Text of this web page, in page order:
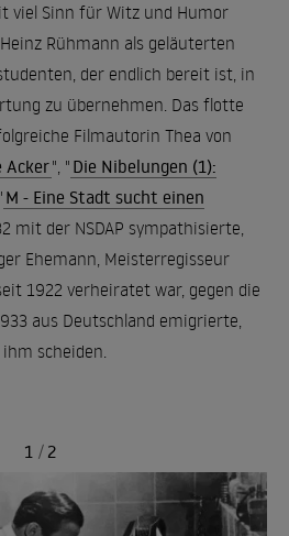
viel Sinn für Witz und Humor
Rühmann als geläuterten
der endlich bereit ist, in
zu übernehmen. Das flotte
Filmautorin Thea von
Acker", " Die Nibelungen (1):
M - Eine Stadt sucht einen
mit der NSDAP sympathisierte,
Ehemann, Meisterregisseur
1922 verheiratet war, gegen die
aus Deutschland emigrierte,
scheiden.
1 / 2